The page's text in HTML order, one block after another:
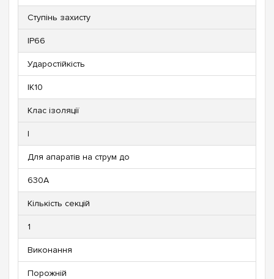
Ступінь захисту
IP66
Ударостійкість
IK10
Клас ізоляції
I
Для апаратів на струм до
630А
Кількість секцій
1
Виконання
Порожній